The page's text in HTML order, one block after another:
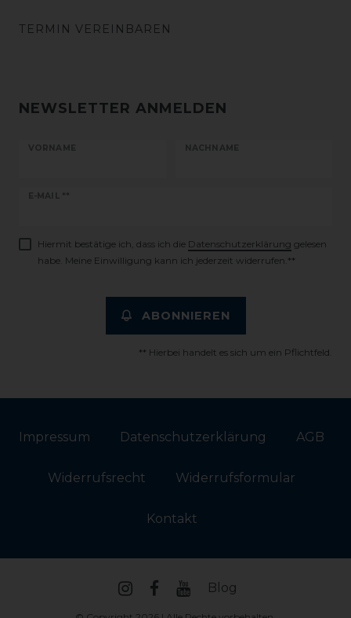
TERMIN VEREINBAREN
NEWSLETTER ANMELDEN
VORNAME NACHNAME
E-MAIL **
Newsletter
Hiermit bestätige ich, dass ich die Daten­schutz­erklärung gelesen
habe. Meine Einwilligung kann ich jederzeit widerrufen.**
ABONNIEREN
** Hierbei handelt es sich um ein Pflichtfeld.
Impressum Daten­schutz­erklärung AGB
Widerrufs­recht Widerrufs­formular
Kontakt
Blog